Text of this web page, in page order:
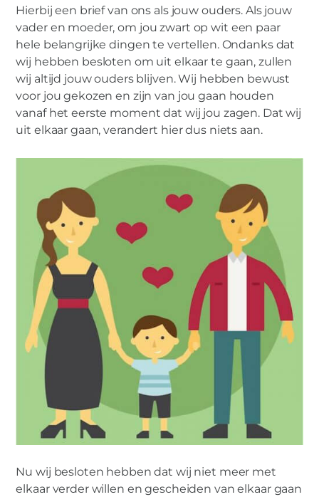
MIES PARTNERS
Brief gescheiden ouders
Hierbij een brief van ons als jouw ouders. Als jouw
vader en moeder, om jou zwart op wit een paar
hele belangrijke dingen te vertellen. Ondanks dat
wij hebben besloten om uit elkaar te gaan, zullen
wij altijd jouw ouders blijven. Wij hebben bewust
voor jou gekozen en zijn van jou gaan houden
vanaf het eerste moment dat wij jou zagen. Dat wij
uit elkaar gaan, verandert hier dus niets aan.
Nu wij besloten hebben dat wij niet meer met
elkaar verder willen en gescheiden van elkaar gaan